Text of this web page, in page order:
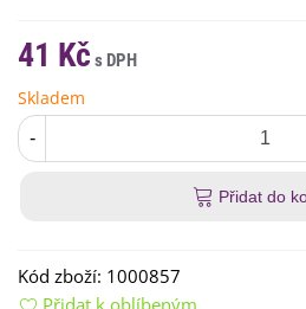
41 Kč
Skladem
-
Přidat do
Kód zboží: 1000857
Přidat k oblíbeným